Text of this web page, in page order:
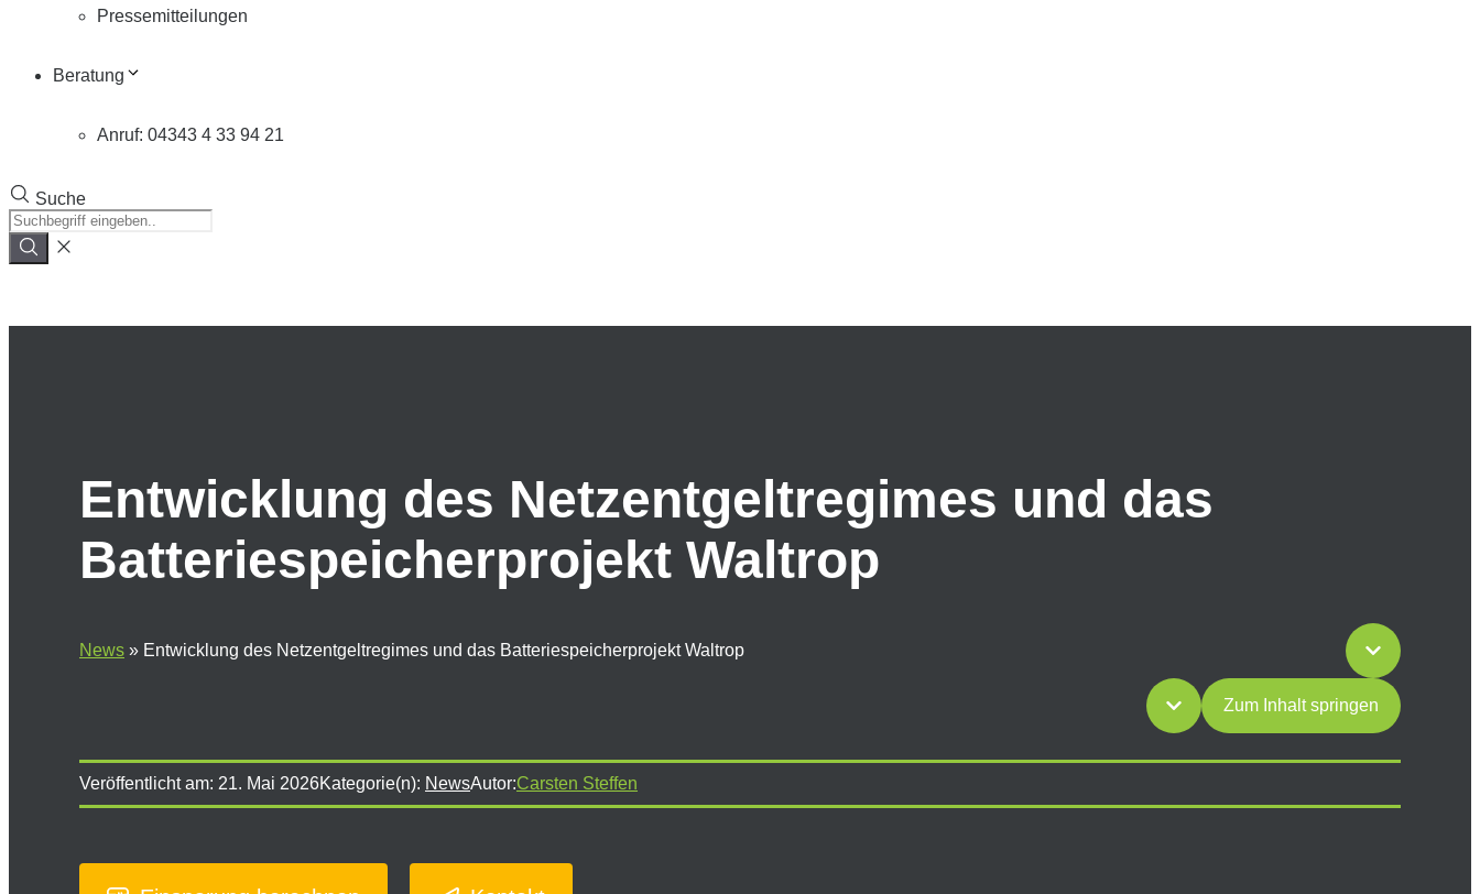
Pressemitteilungen
Beratung
Anruf: 04343 4 33 94 21
Suche
Entwicklung des Netzentgeltregimes und das
Batteriespeicherprojekt Waltrop
News » Entwicklung des Netzentgeltregimes und das Batteriespeicherprojekt Waltrop
Zum Inhalt springen
Veröffentlicht am: 21. Mai 2026Kategorie(n): NewsAutor:Carsten Steffen